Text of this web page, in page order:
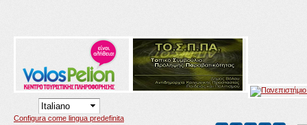
Configura come lingua predefinita